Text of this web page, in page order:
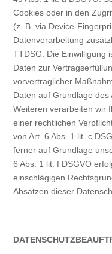
Cookies oder in den
(z. B. via Device-
Datenverarbeitung
TTDSG. Die Einwilligung
Daten zur
vorvertraglicher
Daten auf Grundlage des
Weiteren verarbeiten wir
einer rechtlichen
von Art. 6 Abs. 1 lit. c
ferner auf Grundlage
6 Abs. 1 lit. f DSGVO
einschlägigen
Absätzen dieser